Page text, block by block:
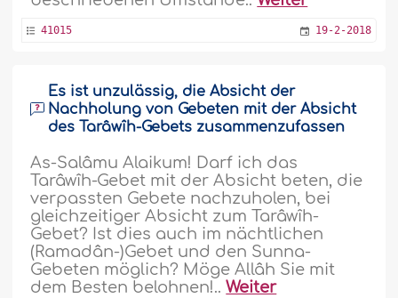
41015 19-2-2018
Es ist unzulässig, die Absicht der
Nachholung von Gebeten mit der Absicht
des Tarâwîh-Gebets zusammenzufassen
As-Salâmu Alaikum! Darf ich das
Tarâwîh-Gebet mit der Absicht beten, die
verpassten Gebete nachzuholen, bei
gleichzeitiger Absicht zum Tarâwîh-
Gebet? Ist dies auch im nächtlichen
(Ramadân-)Gebet und den Sunna-
Gebeten möglich? Möge Allâh Sie mit
dem Besten belohnen!..Weiter